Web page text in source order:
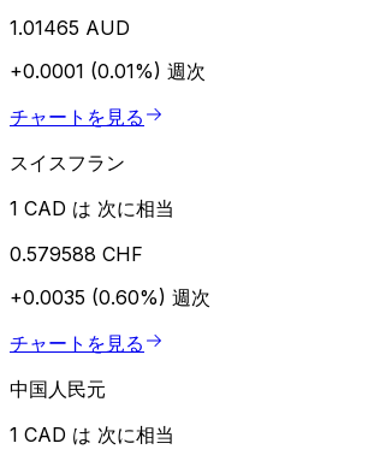
1.01465 AUD
+0.0001 (0.01%) 週次
チャートを見る
スイスフラン
1 CAD は 次に相当
0.579588 CHF
+0.0035 (0.60%) 週次
チャートを見る
中国人民元
1 CAD は 次に相当